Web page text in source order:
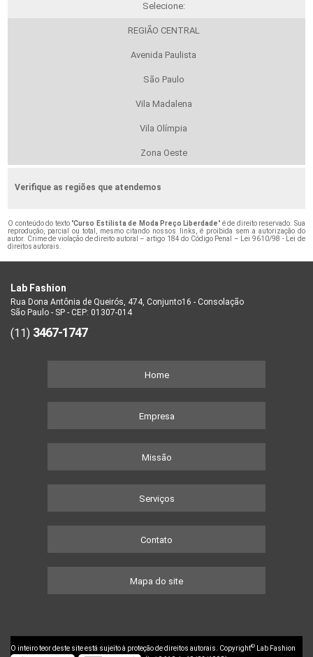
Selecione:
REGIÃO CENTRAL
Avenida Paulista
São Paulo
Vila Madalena
Vila Olímpia
Zona Oeste
Verifique as regiões que atendemos
O conteúdo do texto "Curso Estilista de Moda Preço Liberdade" é de direito reservado. Sua
reprodução, parcial ou total, mesmo citando nossos links, é proibida sem a autorização do
autor. Crime de violação de direito autoral – artigo 184 do Código Penal –
Lei 9610/98 - Lei de
direitos autorais
Lab Fashion
Rua Dona Antônia de Queirós, 474, Conjunto16 - Consolação
São Paulo - SP - CEP: 01307-014
(11) 3467-1747
Home
Empresa
Missão
Serviços
Contato
Mapa do site
O inteiro teor deste site está sujeito à proteção de direitos autorais. Copyright©
Lab Fashion